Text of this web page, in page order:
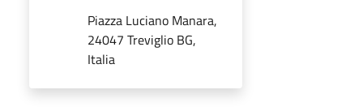
Piazza Luciano Manara,
24047 Treviglio BG,
Italia